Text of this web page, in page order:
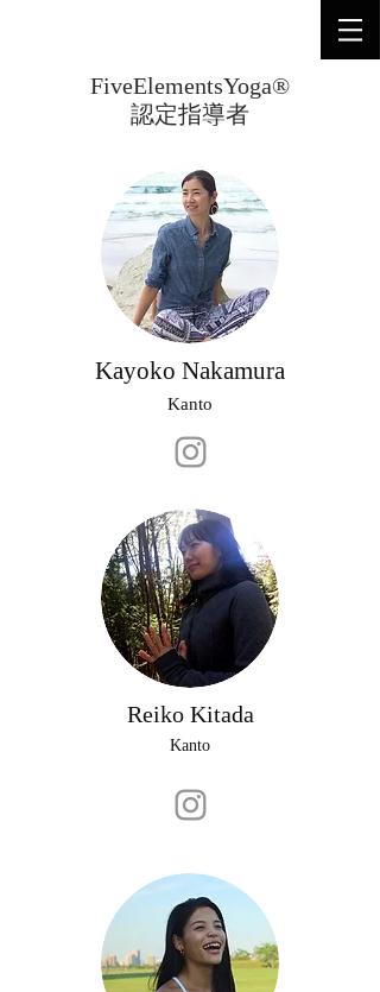
FiveElementsYoga®
認定指導者
Kayoko Nakamura
Kanto
Reiko Kitada
Kanto